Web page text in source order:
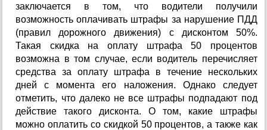
заключается в том, что водители получили
возможность оплачивать штрафы за нарушение ПДД
(правил дорожного движения) с дисконтом 50%.
Такая скидка на оплату штрафа 50 процентов
возможна в том случае, если водитель перечисляет
средства за оплату штрафа в течение нескольких
дней с момента его наложения. Однако следует
отметить, что далеко не все штрафы подпадают под
действие такого дисконта. О том, какие штрафы
можно оплатить со скидкой 50 процентов, а также как